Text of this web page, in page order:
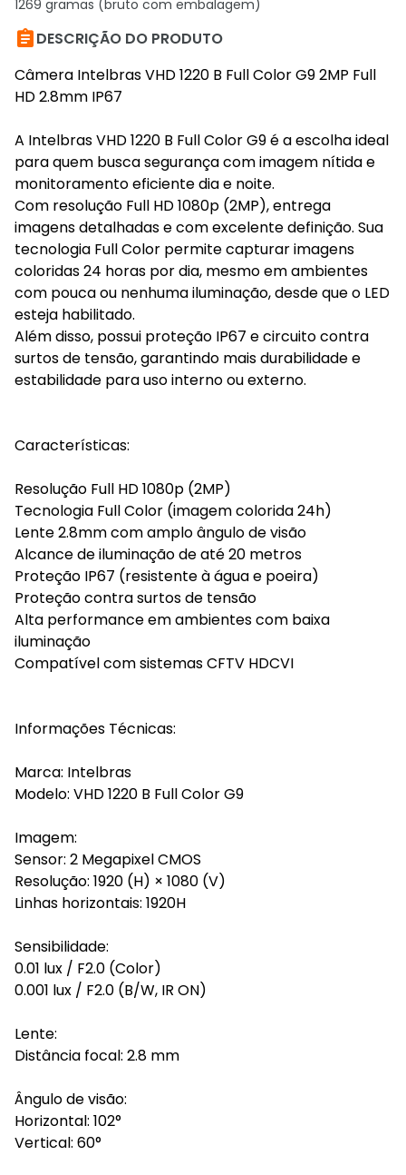
1269 gramas (bruto com embalagem)
DESCRIÇÃO DO PRODUTO
Câmera Intelbras VHD 1220 B Full Color G9 2MP Full
HD 2.8mm IP67
A Intelbras VHD 1220 B Full Color G9 é a escolha ideal
para quem busca segurança com imagem nítida e
monitoramento eficiente dia e noite.
Com resolução Full HD 1080p (2MP), entrega
imagens detalhadas e com excelente definição. Sua
tecnologia Full Color permite capturar imagens
coloridas 24 horas por dia, mesmo em ambientes
com pouca ou nenhuma iluminação, desde que o LED
esteja habilitado.
Além disso, possui proteção IP67 e circuito contra
surtos de tensão, garantindo mais durabilidade e
estabilidade para uso interno ou externo.
Características:
Resolução Full HD 1080p (2MP)
Tecnologia Full Color (imagem colorida 24h)
Lente 2.8mm com amplo ângulo de visão
Alcance de iluminação de até 20 metros
Proteção IP67 (resistente à água e poeira)
Proteção contra surtos de tensão
Alta performance em ambientes com baixa
iluminação
Compatível com sistemas CFTV HDCVI
Informações Técnicas:
Marca: Intelbras
Modelo: VHD 1220 B Full Color G9
Imagem:
Sensor: 2 Megapixel CMOS
Resolução: 1920 (H) × 1080 (V)
Linhas horizontais: 1920H
Sensibilidade:
0.01 lux / F2.0 (Color)
0.001 lux / F2.0 (B/W, IR ON)
Lente:
Distância focal: 2.8 mm
Ângulo de visão:
Horizontal: 102°
Vertical: 60°